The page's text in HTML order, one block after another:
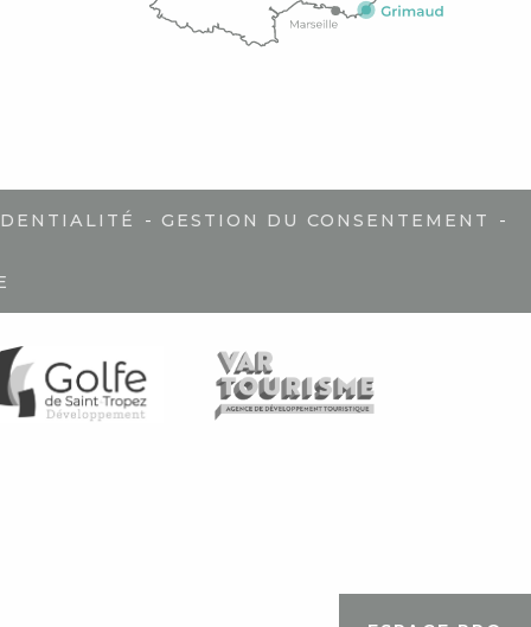
- GESTION DU CONSENTEMENT -